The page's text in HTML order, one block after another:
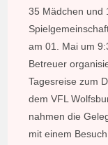
35 Mädchen und
am 01. Mai um
Betreuer
Tagesreise zum
dem VFL
nahmen die
mit einem